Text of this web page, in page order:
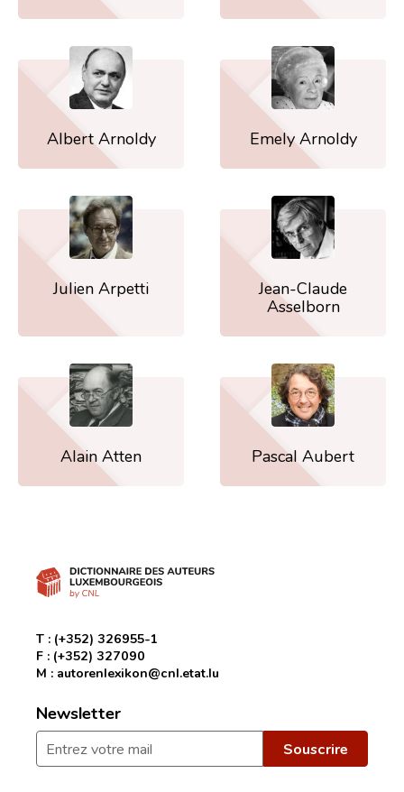
Albert Arnoldy Emely Arnoldy
Julien Arpetti
Jean-Claude
Asselborn
Alain Atten Pascal Aubert
T : (+352) 326955-1
F : (+352) 327090
M : autorenlexikon@cnl.etat.lu
Newsletter